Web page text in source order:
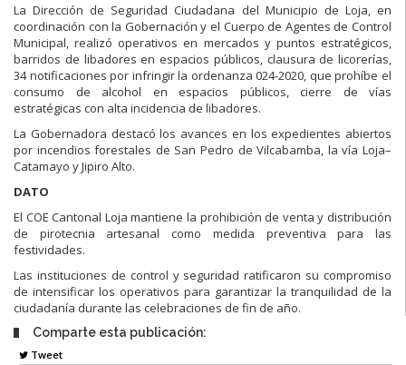
La Dirección de Seguridad Ciudadana del Municipio de Loja, en
coordinación con la Gobernación y el Cuerpo de Agentes de Control
Municipal, realizó operativos en mercados y puntos estratégicos,
barridos de libadores en espacios públicos, clausura de licorerías,
34 notificaciones por infringir la ordenanza 024-2020, que prohíbe el
consumo de alcohol en espacios públicos, cierre de vías
estratégicas con alta incidencia de libadores.
La Gobernadora destacó los avances en los expedientes abiertos
por incendios forestales de San Pedro de Vilcabamba, la vía Loja–
Catamayo y Jipiro Alto.
DATO
El COE Cantonal Loja mantiene la prohibición de venta y distribución
de pirotecnia artesanal como medida preventiva para las
festividades.
Las instituciones de control y seguridad ratificaron su compromiso
de intensificar los operativos para garantizar la tranquilidad de la
ciudadanía durante las celebraciones de fin de año.
Comparte esta publicación:
Tweet